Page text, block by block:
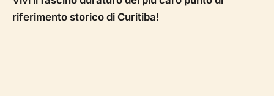
riferimento storico di Curitiba!